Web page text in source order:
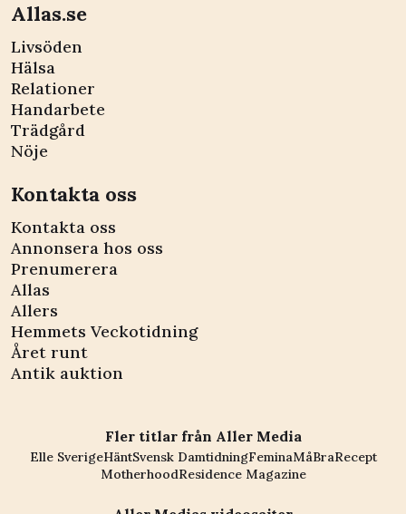
Allas.se
Livsöden
Hälsa
Relationer
Handarbete
Trädgård
Nöje
Kontakta oss
Kontakta oss
Annonsera hos oss
Prenumerera
Allas
Allers
Hemmets Veckotidning
Året runt
Antik auktion
Fler titlar från Aller Media
Elle SverigeHäntSvensk DamtidningFeminaMåBraRecept
MotherhoodResidence Magazine